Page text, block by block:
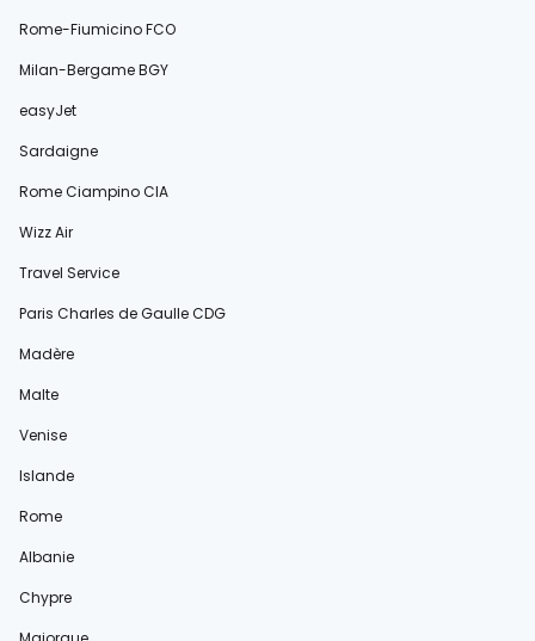
Rome-Fiumicino FCO
Milan-Bergame BGY
easyJet
Sardaigne
Rome Ciampino CIA
Wizz Air
Travel Service
Paris Charles de Gaulle CDG
Madère
Malte
Venise
Islande
Rome
Albanie
Chypre